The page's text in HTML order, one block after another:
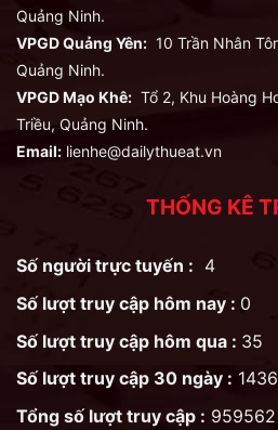
Quảng Ninh.
VPGD Quảng Yên: 10 Trần Nhân
Quảng Ninh.
VPGD Mạo Khê: Tổ 2, Khu Hoàng
Triều, Quảng Ninh.
Email: lienhe@dailythueat.vn
THỐNG KÊ
Số người trực tuyến : 4
Số lượt truy cập hôm nay : 0
Số lượt truy cập hôm qua : 35
Số lượt truy cập 30 ngày : 1436
Tổng số lượt truy cập : 959562